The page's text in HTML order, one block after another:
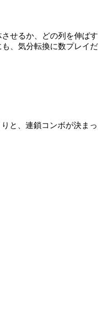
せるか、どの列を伸ばす
、気分転換に数プレイだ
と、連鎖コンボが決まっ